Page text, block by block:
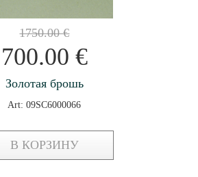
1750.00€
700.00 €
Золотая брошь
Art: 09SC6000066
В КОРЗИНУ